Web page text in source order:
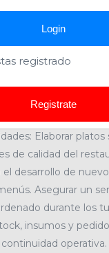
o completos
culinarias y
y seguridad
trabajar en equipo.
Elaborar
de calidad del
el desarrollo de
Asegurar un
durante los
insumos y
operativa.
Login
registrado
Registrate